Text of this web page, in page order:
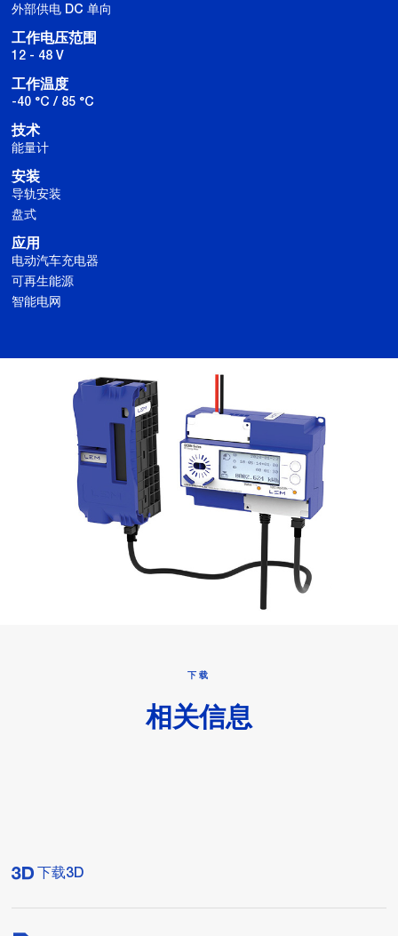
外部供电 DC 单向
工作电压范围
12 - 48 V
工作温度
-40 °C / 85 °C
技术
能量计
安装
导轨安装
盘式
应用
电动汽车充电器
可再生能源
智能电网
下载
相关信息
下载3D